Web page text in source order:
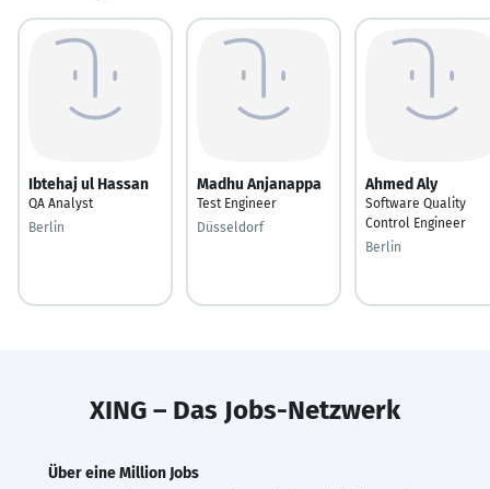
Ibtehaj ul Hassan
QA Analyst
Berlin
Madhu Anjanappa
Test Engineer
Düsseldorf
Ahmed Aly
Software Quality
Control Engineer
Berlin
XING – Das Jobs-Netzwerk
Über eine Million Jobs